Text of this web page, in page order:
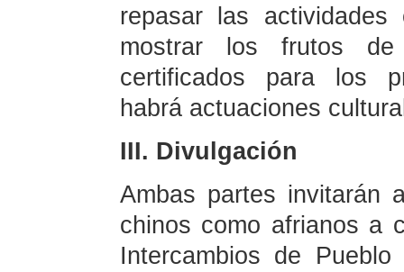
repasar las
mostrar los frutos
certificados para los
habrá actuaciones
III. Divulgación
Ambas partes invitarán
chinos como afrianos a
Intercambios de